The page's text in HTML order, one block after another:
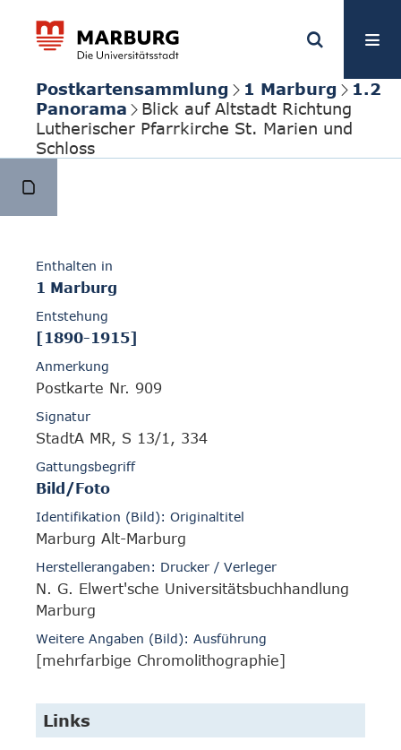
Postkartensammlung 1 Marburg
1.2
Panorama
Blick auf Altstadt Richtung
Lutherischer Pfarrkirche St. Marien und
Schloss
Enthalten in
1 Marburg
Entstehung
[1890-1915]
Anmerkung
Postkarte Nr. 909
Signatur
StadtA MR, S 13/1, 334
Gattungsbegriff
Bild/Foto
Identifikation (Bild): Originaltitel
Marburg Alt-Marburg
Herstellerangaben: Drucker / Verleger
N. G. Elwert'sche Universitätsbuchhandlung
Marburg
Weitere Angaben (Bild): Ausführung
[mehrfarbige Chromolithographie]
Links